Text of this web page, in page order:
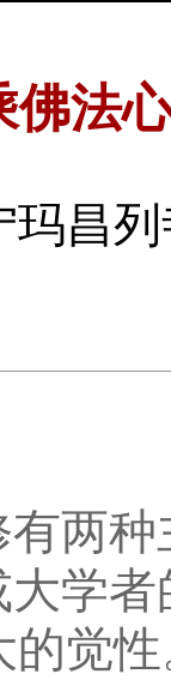
佛法
玛昌
两
大学
的觉